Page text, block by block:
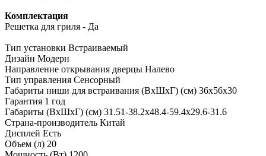
Комплектация
Решетка для гриля - Да
Тип установки Встраиваемый
Дизайн Модерн
Направление открывания дверцы Налево
Тип управления Сенсорный
Габариты ниши для встраивания (ВхШхГ) (см) 36х56х30
Гарантия 1 год
Габариты (ВхШхГ) (см) 31.51-38.2х48.4-59.4х29.6-31.6
Страна-производитель Китай
Дисплей Есть
Объем (л) 20